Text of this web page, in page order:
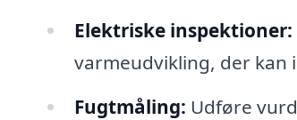
Elektriske inspektioner:
varmeudvikling, der kan
Fugtmåling: Udføre